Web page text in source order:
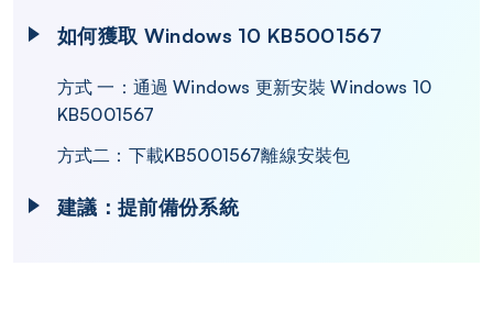
如何獲取 Windows 10 KB5001567
方式 一：通過 Windows 更新安裝 Windows 10
KB5001567
方式二：下載KB5001567離線安裝包
建議：提前備份系統